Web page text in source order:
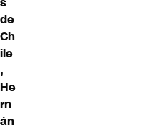
de
Ch
ile
,
He
rn
án